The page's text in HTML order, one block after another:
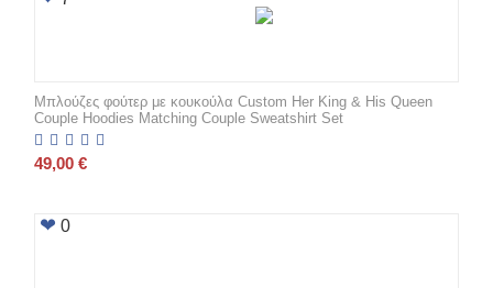
Μπλούζες φούτερ με κουκούλα Custom Her King & His Queen
Couple Hoodies Matching Couple Sweatshirt Set
49,00 €
0